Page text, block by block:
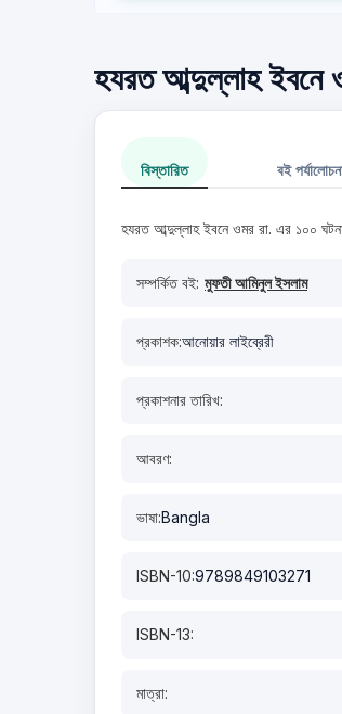
হযরত আব্দুল্লাহ ইবনে
বিস্তারিত বই
হযরত আব্দুল্লাহ ইবনে ওমর রা. এর ১০০
সম্পর্কিত বই: মুফতী আমিনুল ইসলাম
প্রকাশক:আনোয়ার লাইব্রেরী
প্রকাশনার তারিখ:
আবরণ:
ভাষা:Bangla
ISBN-10:9789849103271
ISBN-13:
মাত্রা: